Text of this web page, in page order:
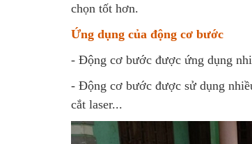
chọn tốt hơn.
Ứng dụng của động cơ bước
- Động cơ bước được ứng dụng
- Động cơ bước được sử dụng
cắt laser...